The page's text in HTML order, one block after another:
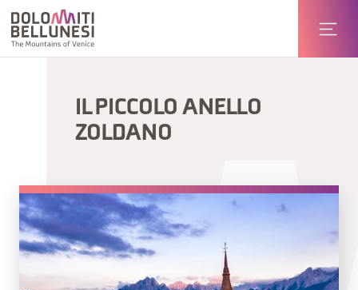
IL PICCOLO ANELLO
ZOLDANO